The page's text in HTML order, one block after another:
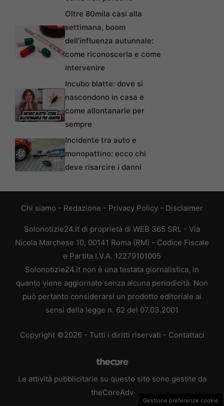
Oltre 80mila casi alla
settimana, boom
dell’influenza autunnale:
come riconoscerla e come
intervenire
Incubo blatte: dove si
nascondono in casa e
come allontanarle per
sempre
Incidente tra auto e
monopattino: ecco chi
deve risarcire i danni
Chi siamo - Redazione - Privacy Policy - Disclaimer
Solonotizie24.it di proprietà di WEB 365 SRL - Via
Nicola Marchese 10, 00141 Roma (RM) - Codice Fiscale
e Partita I.V.A. 12279101005
Solonotizie24.it non è una testata giornalistica, in
quanto viene aggiornato senza alcuna periodicità. Non
può pertanto considerarsi un prodotto editoriale ai
sensi della legge n. 62 del 07.03.2001
Copyright ©2026 - Tutti i diritti riservati - Contattaci
Le attività pubblicitarie su questo sito sono gestite da
theCoreAdv
Gestione preferenze cookie